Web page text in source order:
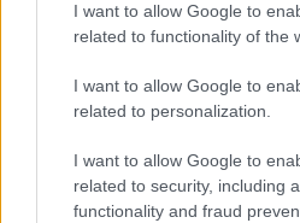
I want to allow Google to
related to functionality of the
I want to allow Google to
related to personalization.
I want to allow Google to
related to security, including
functionality and fraud